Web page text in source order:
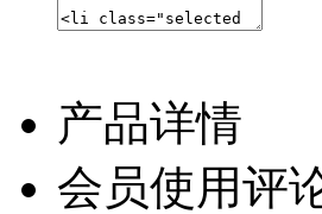
产品详情
会员使用评